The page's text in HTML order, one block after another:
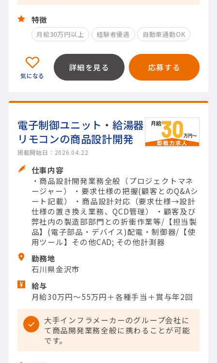
特徴
月給30万円以上 経験者優遇 自動車通勤OK
詳細を見る 応募する
電子制御ユニット・給湯器
リモコンの商品設計開発
掲載開始日：2026.04.22
仕事内容
・商品設計開発業務全般（プロジェクトマネ
ージャー） ・要求仕様の把握(顧客とのQ&Aシ
ート記載） ・商品設計対応（要求仕様→設計
仕様の置き換え業務、QCD管理） ・顧客及び
弊社内の製造部部門との折衝作業等/【担当製
品】(電子部品・デバイス)配電・制御器/【使
用ツール】その他CAD; その他計測器
勤務地
石川県金沢市
給与
月給30万円～55万円＋各種手当＋賞与年2回
大手インフラメーカーのグループ会社に
て商品開発業務全般に携わることが可能
です。